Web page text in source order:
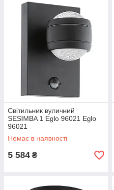
Світильник вуличний
SESIMBA 1 Eglo 96021 Eglo
96021
Немає в наявності
5 584 ₴